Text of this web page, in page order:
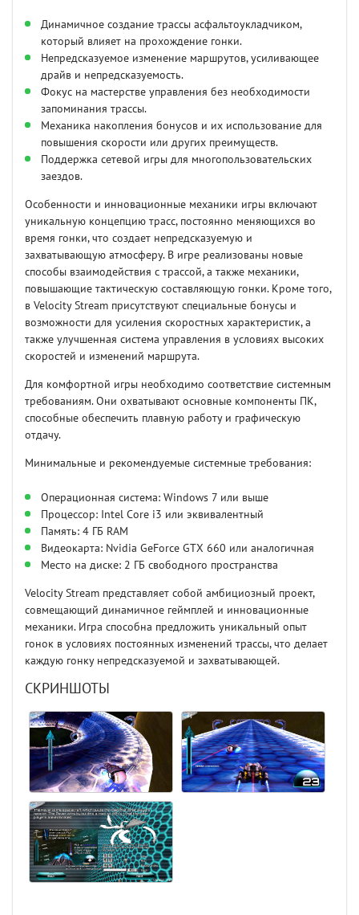
Динамичное создание трассы асфальтоукладчиком,
который влияет на прохождение гонки.
Непредсказуемое изменение маршрутов, усиливающее
драйв и непредсказуемость.
Фокус на мастерстве управления без необходимости
запоминания трассы.
Механика накопления бонусов и их использование для
повышения скорости или других преимуществ.
Поддержка сетевой игры для многопользовательских
заездов.
Особенности и инновационные механики игры включают
уникальную концепцию трасс, постоянно меняющихся во
время гонки, что создает непредсказуемую и
захватывающую атмосферу. В игре реализованы новые
способы взаимодействия с трассой, а также механики,
повышающие тактическую составляющую гонки. Кроме того,
в Velocity Stream присутствуют специальные бонусы и
возможности для усиления скоростных характеристик, а
также улучшенная система управления в условиях высоких
скоростей и изменений маршрута.
Для комфортной игры необходимо соответствие системным
требованиям. Они охватывают основные компоненты ПК,
способные обеспечить плавную работу и графическую
отдачу.
Минимальные и рекомендуемые системные требования:
Операционная система: Windows 7 или выше
Процессор: Intel Core i3 или эквивалентный
Память: 4 ГБ RAM
Видеокарта: Nvidia GeForce GTX 660 или аналогичная
Место на диске: 2 ГБ свободного пространства
Velocity Stream представляет собой амбициозный проект,
совмещающий динамичное геймплей и инновационные
механики. Игра способна предложить уникальный опыт
гонок в условиях постоянных изменений трассы, что делает
каждую гонку непредсказуемой и захватывающей.
СКРИНШОТЫ